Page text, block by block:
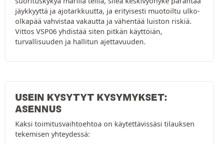
jäykkyyttä ja ajotarkkuutta, ja erityisesti muotoiltu ulko-
olkapää vahvistaa vakautta ja vähentää luiston riskiä.
Vittos VSP06 yhdistää siten pitkän käyttöiän,
turvallisuuden ja hallitun ajettavuuden.
USEIN KYSYTYT KYSYMYKSET:
ASENNUS
Kaksi toimitusvaihtoehtoa on käytettävissäsi tilauksen
tekemisen yhteydessä: